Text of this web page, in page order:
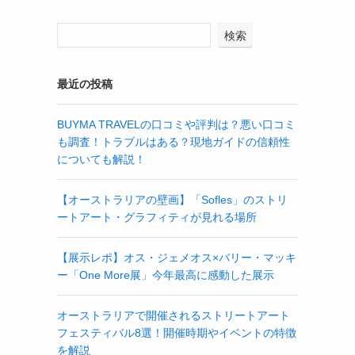
検索
最近の投稿
BUYMA TRAVELの口コミや評判は？悪い口コミ
も調査！トラブルはある？現地ガイドの信頼性
についても解説！
【オーストラリアの壁画】「Sofles」のストリ
ートアート・グラフィティが見れる場所
【展示レポ】オス・ジェメオス×バリー・マッキ
ー「One More展」今年最高に感動した展示
オーストラリアで開催されるストリートアート
フェスティバル8選！開催時期やイベントの特徴
を解説